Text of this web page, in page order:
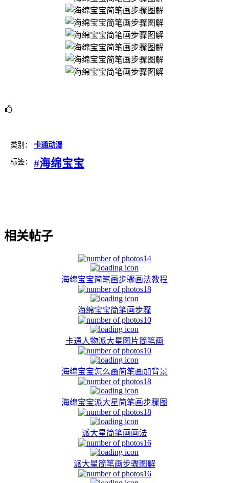
类别： 卡通动漫
标签： #海绵宝宝
相关帖子
14
海绵宝宝简笔画步骤画法教程
18
海绵宝宝简笔画步骤
10
卡通人物派大星图片简笔画
10
海绵宝宝怎么画简笔画加背景
18
海绵宝宝派大星简笔画步骤图
18
派大星简笔画画法
16
派大星简笔画步骤图解
16